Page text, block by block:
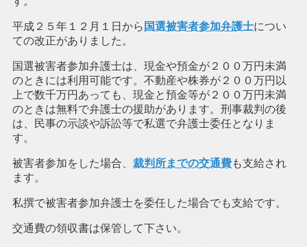
平成２５年１２月１日から 国選被害者参加弁護士につい
ての改正がありました。
国選被害者参加弁護士は、現金や預金が２００万円未満
のときには利用可能です。不動産や株券が２００万円以
上で数千万円あっても、現金と預金等が２００万円未満
のときは無料で弁護士の援助があります。刑事裁判の後
は、民事の示談や訴訟等で私選で弁護士委任となりま
す。
被害者参加をした場合、 裁判所までの交通費も支給され
ます。
私撰で被害者参加弁護士を委任した場合でも支給です。
交通費の領収書は保管して下さい。